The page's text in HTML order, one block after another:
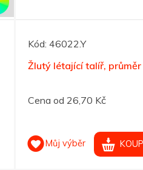
Kód: 46022.Y
Žlutý létající talíř, průměr
Cena od 26,70 Kč
Můj výběr